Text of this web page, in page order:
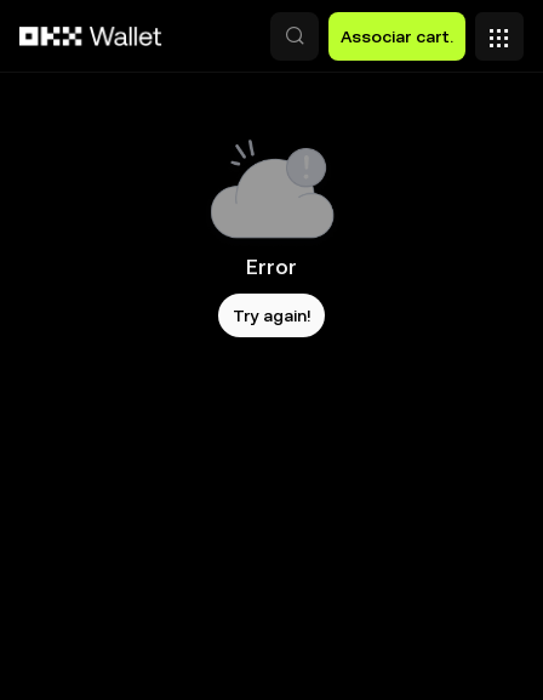
Associar cart.
Error
Try again!